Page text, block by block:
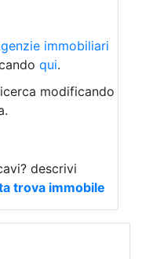
immobiliari
qui.
modificando
descrivi
trova immobile